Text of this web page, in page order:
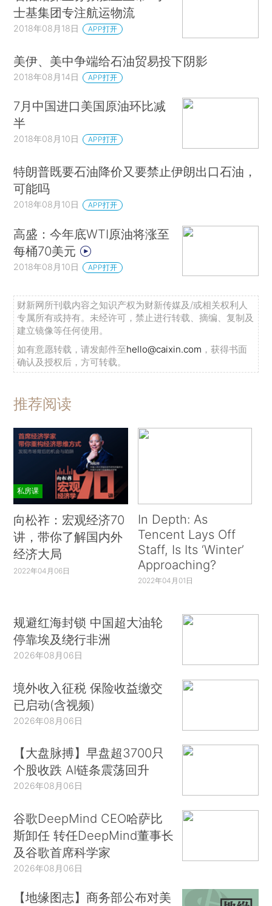
士基集团专注航运物流
2018年08月18日 APP打开
美伊、美中争端给石油贸易投下阴影
2018年08月14日 APP打开
7月中国进口美国原油环比减
半
2018年08月10日 APP打开
特朗普既要石油降价又要禁止伊朗出口石油，
可能吗
2018年08月10日 APP打开
高盛：今年底WTI原油将涨至
每桶70美元
2018年08月10日 APP打开
财新网所刊载内容之知识产权为财新传媒及/或相关权利人
专属所有或持有。未经许可，禁止进行转载、摘编、复制及
建立镜像等任何使用。
如有意愿转载，请发邮件至hello@caixin.com ，获得书面
确认及授权后，方可转载。
推荐阅读
私房课
向松祚：宏观经济70
讲，带你了解国内外
经济大局
2022年04月06日
In Depth: As
Tencent Lays Off
Staff, Is Its ‘Winter’
Approaching?
2022年04月01日
规避红海封锁 中国超大油轮
停靠埃及绕行非洲
2026年08月06日
境外收入征税 保险收益缴交
已启动(含视频)
2026年08月06日
【大盘脉搏】早盘超3700只
个股收跌 AI链条震荡回升
2026年08月06日
谷歌DeepMind CEO哈萨比
斯卸任 转任DeepMind董事长
及谷歌首席科学家
2026年08月06日
【地缘图志】商务部公布对美